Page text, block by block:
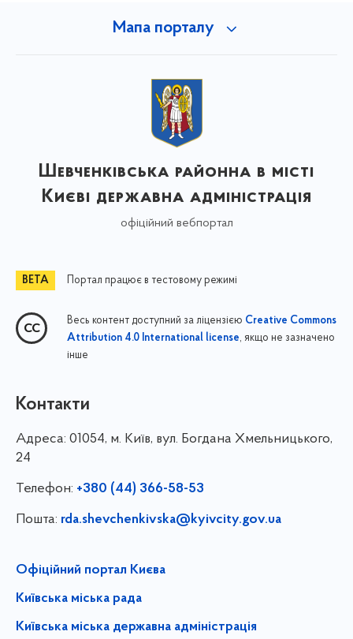
Мапа порталу
Шевченківська районна в місті
Києві державна адміністрація
офіційний вебпортал
Портал працює в тестовому режимі
Весь контент доступний за ліцензією Creative Commons
Attribution 4.0 International license, якщо не зазначено
інше
Контакти
Адреса: 01054, м. Київ, вул. Богдана Хмельницького,
24
Телефон: +380 (44) 366-58-53
Пошта: rda.shevchenkivska@kyivcity.gov.ua
Офіційний портал Києва
Київська міська рада
Київська міська державна адміністрація